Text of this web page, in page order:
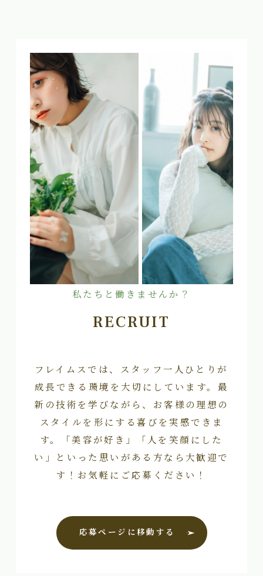
私たちと働きませんか？
RECRUIT
フレイムスでは、スタッフ一人ひとりが
成長できる環境を大切にしています。最
新の技術を学びながら、お客様の理想の
スタイルを形にする喜びを実感できま
す。「美容が好き」「人を笑顔にした
い」といった思いがある方なら大歓迎で
す！お気軽にご応募ください！
応募ページに移動する